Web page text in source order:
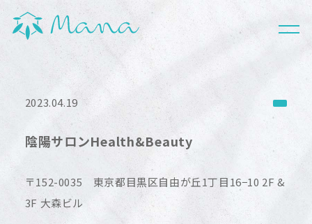
HOME
WHAT'S CBD
PRODUCTS
NEWS
SHOP LIST
陰陽サロンHealth&Beauty
2023.04.19
〒152-0035 東京都目黒区自由が丘1丁目16−10 2F &
3F 大森ビル